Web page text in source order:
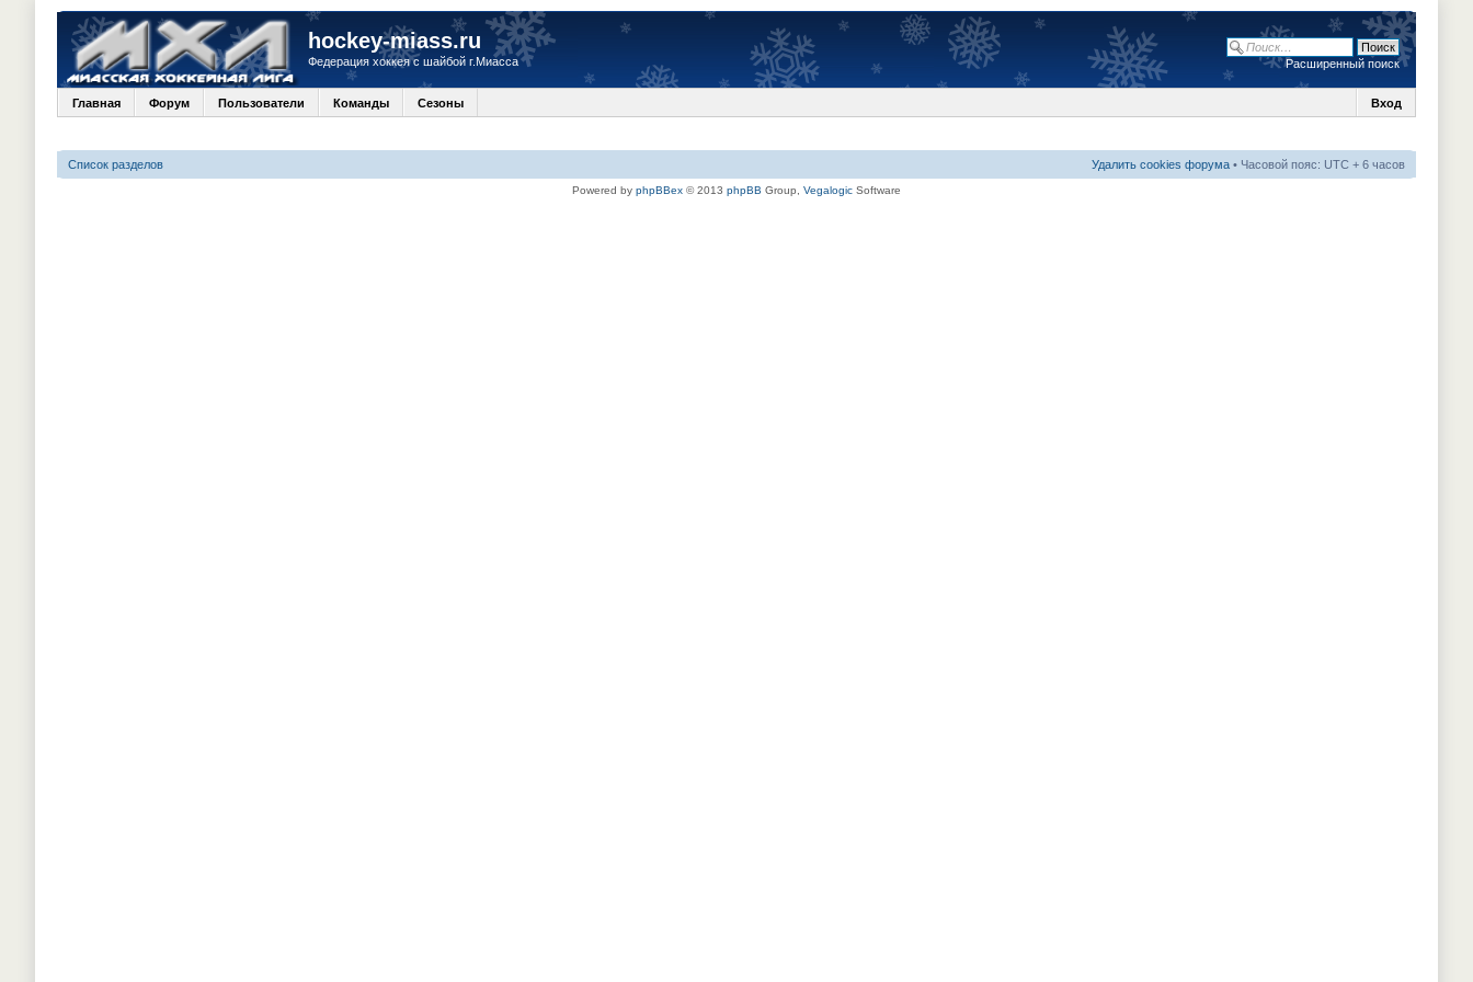
hockey-miass.ru
Федерация хоккея с шайбой г.Миасса Расширенный поиск
Главная Форум Пользователи Команды Сезоны Вход
Список разделов Удалить cookies форума • Часовой пояс: UTC + 6 часов
Powered by phpBBex © 2013 phpBB Group, Vegalogic Software